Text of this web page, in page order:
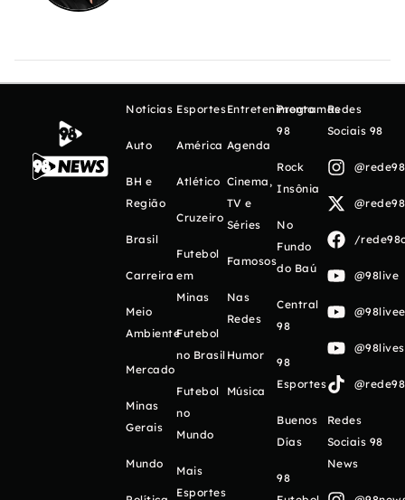
Notícias
Auto
BH e
Região
Brasil
Carreira
Meio
Ambiente
Mercado
Minas
Gerais
Mundo
Esportes
América
Atlético
Cruzeiro
Futebol
em
Minas
Futebol
no Brasil
Futebol
no
Mundo
Mais
Esportes
Entretenimento
Agenda
Cinema,
TV e
Séries
Famosos
Nas
Redes
Humor
Música
Programas
98
Rock
Insônia
No
Fundo
do Baú
Central
98
98
Esportes
Buenos
Días
98
Redes
Sociais 98
/
@98live
Redes
Sociais 98
News